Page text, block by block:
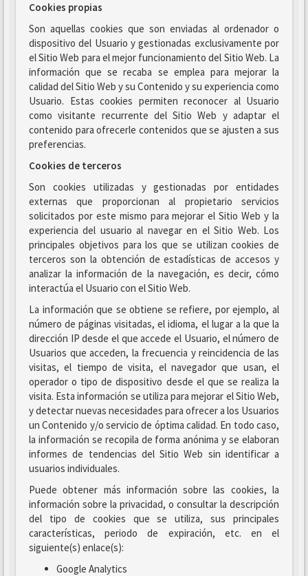
Cookies propias
Son aquellas cookies que son enviadas al ordenador o
dispositivo del Usuario y gestionadas exclusivamente por
el Sitio Web para el mejor funcionamiento del Sitio Web. La
información que se recaba se emplea para mejorar la
calidad del Sitio Web y su Contenido y su experiencia como
Usuario. Estas cookies permiten reconocer al Usuario
como visitante recurrente del Sitio Web y adaptar el
contenido para ofrecerle contenidos que se ajusten a sus
preferencias.
Cookies de terceros
Son cookies utilizadas y gestionadas por entidades
externas que proporcionan al propietario servicios
solicitados por este mismo para mejorar el Sitio Web y la
experiencia del usuario al navegar en el Sitio Web. Los
principales objetivos para los que se utilizan cookies de
terceros son la obtención de estadísticas de accesos y
analizar la información de la navegación, es decir, cómo
interactúa el Usuario con el Sitio Web.
La información que se obtiene se refiere, por ejemplo, al
número de páginas visitadas, el idioma, el lugar a la que la
dirección IP desde el que accede el Usuario, el número de
Usuarios que acceden, la frecuencia y reincidencia de las
visitas, el tiempo de visita, el navegador que usan, el
operador o tipo de dispositivo desde el que se realiza la
visita. Esta información se utiliza para mejorar el Sitio Web,
y detectar nuevas necesidades para ofrecer a los Usuarios
un Contenido y/o servicio de óptima calidad. En todo caso,
la información se recopila de forma anónima y se elaboran
informes de tendencias del Sitio Web sin identificar a
usuarios individuales.
Puede obtener más información sobre las cookies, la
información sobre la privacidad, o consultar la descripción
del tipo de cookies que se utiliza, sus principales
características, periodo de expiración, etc. en el
siguiente(s) enlace(s):
Google Analytics